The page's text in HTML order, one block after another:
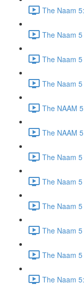
The Naam
The Naam
The Naam
The Naam
The NAAM
The NAAM
The Naam
The Naam
The Naam
The Naam
The Naam
The Naam